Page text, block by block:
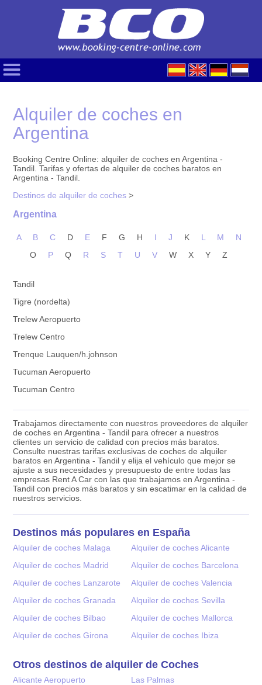
Alquiler de coches en
Argentina
Booking Centre Online: alquiler de coches en Argentina -
Tandil. Tarifas y ofertas de alquiler de coches baratos en
Argentina - Tandil.
Destinos de alquiler de coches >
Argentina
A B C D E F G H I J K L M
N
O
P Q R S T U V W X Y Z
Tandil
Tigre (nordelta)
Trelew Aeropuerto
Trelew Centro
Trenque Lauquen/h.johnson
Tucuman Aeropuerto
Tucuman Centro
Trabajamos directamente con nuestros proveedores de alquiler
de coches en Argentina - Tandil para ofrecer a nuestros
clientes un servicio de calidad con precios más baratos.
Consulte nuestras tarifas exclusivas de coches de alquiler
baratos en Argentina - Tandil y elija el vehículo que mejor se
ajuste a sus necesidades y presupuesto de entre todas las
empresas Rent A Car con las que trabajamos en Argentina -
Tandil con precios más baratos y sin escatimar en la calidad de
nuestros servicios.
Destinos más populares en España
Alquiler de coches Malaga
Alquiler de coches Alicante
Alquiler de coches Madrid
Alquiler de coches Barcelona
Alquiler de coches Lanzarote
Alquiler de coches Valencia
Alquiler de coches Granada
Alquiler de coches Sevilla
Alquiler de coches Bilbao
Alquiler de coches Mallorca
Alquiler de coches Girona
Alquiler de coches Ibiza
Otros destinos de alquiler de Coches
Alicante Aeropuerto
Las Palmas